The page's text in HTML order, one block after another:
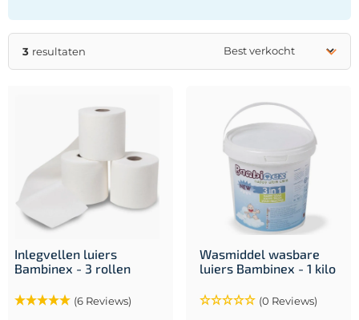
3 resultaten
Inlegvellen luiers
Bambinex - 3 rollen
(6 Reviews)
Wasmiddel wasbare
luiers Bambinex - 1 kilo
(0 Reviews)